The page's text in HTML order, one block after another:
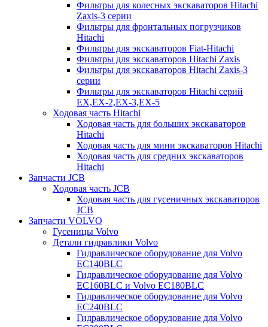
Фильтры для колесных экскаваторов Hitachi
Zaxis-3 серии
Фильтры для фронтальных погрузчиков
Hitachi
Фильтры для экскаваторов Fiat-Hitachi
Фильтры для экскаваторов Hitachi Zaxis
Фильтры для экскаваторов Hitachi Zaxis-3
серии
Фильтры для экскаваторов Hitachi серий
EX,EX-2,EX-3,EX-5
Ходовая часть Hitachi
Ходовая часть для больших экскаваторов
Hitachi
Ходовая часть для мини экскаваторов Hitachi
Ходовая часть для средних экскаваторов
Hitachi
Запчасти JCB
Ходовая часть JCB
Ходовая часть для гусеничных экскаваторов
JCB
Запчасти VOLVO
Гусеницы Volvo
Детали гидравлики Volvo
Гидравлическое оборудование для Volvo
EC140BLC
Гидравлическое оборудование для Volvo
EC160BLC и Volvo EC180BLC
Гидравлическое оборудование для Volvo
EC240BLC
Гидравлическое оборудование для Volvo